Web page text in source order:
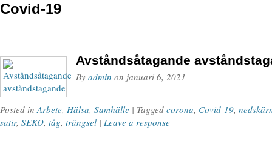
Covid-19
Avståndsåtagande
By admin on januari 6, 2021
Posted inArbete, Hälsa, Samhälle | Tagged corona, Covid-19,
satir, SEKO, tåg, trängsel | Leave a response